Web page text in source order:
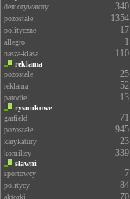
demotywatory
340
pozostałe 1354
polityczne 17
allegro 1
nasza-klasa 110
reklama
pozostałe
25
reklama 52
parodie 13
rysunkowe
garfield
71
pozostałe 945
karykatury 23
komiksy 339
sławni
sportowcy
7
politycy 84
aktorki 70